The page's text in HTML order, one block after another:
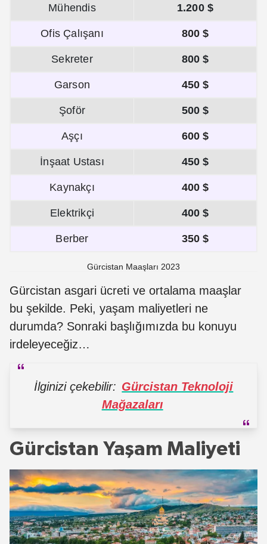
Mühendis 1.200 $
Ofis Çalışanı 800 $
Sekreter 800 $
Garson 450 $
Şoför 500 $
Aşçı 600 $
İnşaat Ustası 450 $
Kaynakçı 400 $
Elektrikçi 400 $
Berber 350 $
Gürcistan Maaşları 2023
Gürcistan asgari ücreti ve ortalama maaşlar
bu şekilde. Peki, yaşam maliyetleri ne
durumda? Sonraki başlığımızda bu konuyu
irdeleyeceğiz…
İlginizi çekebilir: Gürcistan Teknoloji
Mağazaları
Gürcistan Yaşam Maliyeti